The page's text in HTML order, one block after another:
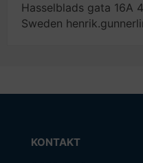
Hasselblads gata 16A
Sweden
KONTAKT